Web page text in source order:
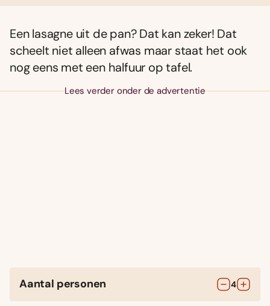
Een lasagne uit de pan? Dat kan zeker! Dat
scheelt niet alleen afwas maar staat het ook
nog eens met een halfuur op tafel.
Lees verder onder de advertentie
Aantal personen 4